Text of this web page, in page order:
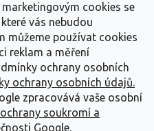
cookies se
vás nebudou
můžeme používat cookies
reklam a měření
ochrany osobních
ochrany osobních údajů.
zpracovává vaše osobní
soukromí a
Google.